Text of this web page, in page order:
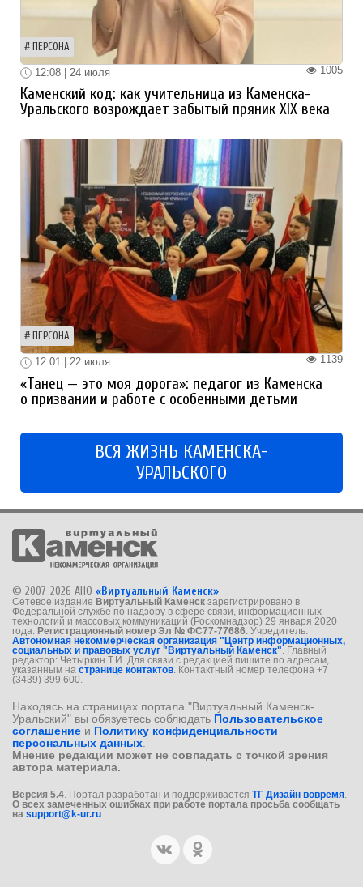
ПЕРСОНА
1005
12:08 | 24 июля
Каменский код: как учительница из Каменска-
Уральского возрождает забытый пряник XIX века
ПЕРСОНА
1139
12:01 | 22 июля
«Танец — это моя дорога»: педагог из Каменска
о призвании и работе с особенными детьми
ВСЯ ЖИЗНЬ КАМЕНСКА-
УРАЛЬСКОГО
© 2007-2026 АНО «Виртуальный Каменск»
Сетевое издание Виртуальный Каменск зарегистрировано в
Федеральной службе по надзору в сфере связи, информационных
технологий и массовых коммуникаций (Роскомнадзор) 29 января 2020
года. Регистрационный номер Эл № ФС77-77686 . Учредитель:
Автономная некоммерческая организация "Центр информационных,
социальных и правовых услуг "Виртуальный Каменск" . Главный
редактор: Четыркин Т.И. Для связи с редакцией пишите по адресам,
указанным на странице контактов . Контактный номер телефона +7
(3439) 399 600.
Находясь на страницах портала "Виртуальный Каменск-
Уральский" вы обязуетесь соблюдать Пользовательское
соглашение и Политику конфиденциальности
персональных данных
Мнение редакции может не совпадать с точкой зрения
автора материала.
Версия 5.4 . Портал разработан и поддерживается ТГ Дизайн вовремя
О всех замеченных ошибках при работе портала просьба сообщать
на support@k-ur.ru